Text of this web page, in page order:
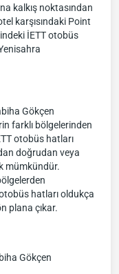
kalkış noktasından
karşısındaki Point
İETT otobüs
Gökçen
farklı bölgelerinden
otobüs hatları
doğrudan veya
mümkündür.
hatları oldukça
plana çıkar.
Gökçen